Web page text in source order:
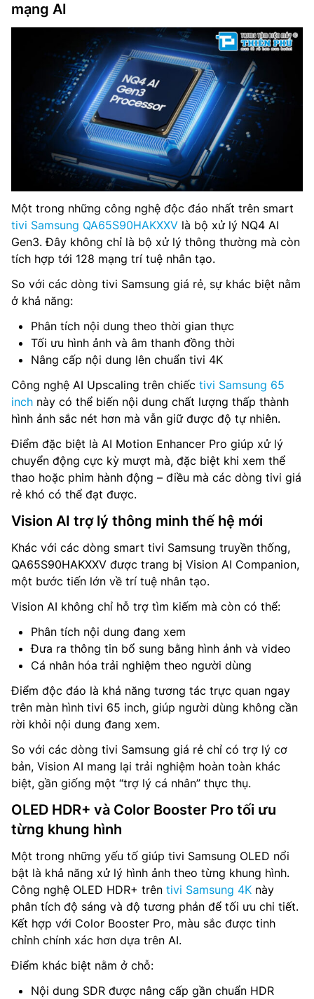
mạng AI
Một trong những công nghệ độc đáo nhất trên smart
tivi Samsung QA65S90HAKXXV là bộ xử lý NQ4 AI
Gen3. Đây không chỉ là bộ xử lý thông thường mà còn
tích hợp tới 128 mạng trí tuệ nhân tạo.
So với các dòng tivi Samsung giá rẻ, sự khác biệt nằm
ở khả năng:
Phân tích nội dung theo thời gian thực
Tối ưu hình ảnh và âm thanh đồng thời
Nâng cấp nội dung lên chuẩn tivi 4K
Công nghệ AI Upscaling trên chiếc tivi Samsung 65
inch này có thể biến nội dung chất lượng thấp thành
hình ảnh sắc nét hơn mà vẫn giữ được độ tự nhiên.
Điểm đặc biệt là AI Motion Enhancer Pro giúp xử lý
chuyển động cực kỳ mượt mà, đặc biệt khi xem thể
thao hoặc phim hành động – điều mà các dòng tivi giá
rẻ khó có thể đạt được.
Vision AI trợ lý thông minh thế hệ mới
Khác với các dòng smart tivi Samsung truyền thống,
QA65S90HAKXXV được trang bị Vision AI Companion,
một bước tiến lớn về trí tuệ nhân tạo.
Vision AI không chỉ hỗ trợ tìm kiếm mà còn có thể:
Phân tích nội dung đang xem
Đưa ra thông tin bổ sung bằng hình ảnh và video
Cá nhân hóa trải nghiệm theo người dùng
Điểm độc đáo là khả năng tương tác trực quan ngay
trên màn hình tivi 65 inch, giúp người dùng không cần
rời khỏi nội dung đang xem.
So với các dòng tivi Samsung giá rẻ chỉ có trợ lý cơ
bản, Vision AI mang lại trải nghiệm hoàn toàn khác
biệt, gần giống một “trợ lý cá nhân” thực thụ.
OLED HDR+ và Color Booster Pro tối ưu
từng khung hình
Một trong những yếu tố giúp tivi Samsung OLED nổi
bật là khả năng xử lý hình ảnh theo từng khung hình.
Công nghệ OLED HDR+ trên tivi Samsung 4K này
phân tích độ sáng và độ tương phản để tối ưu chi tiết.
Kết hợp với Color Booster Pro, màu sắc được tinh
chỉnh chính xác hơn dựa trên AI.
Điểm khác biệt nằm ở chỗ:
Nội dung SDR được nâng cấp gần chuẩn HDR